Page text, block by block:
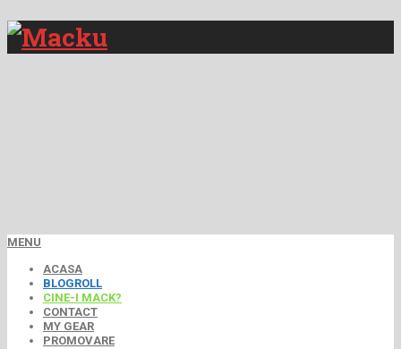
MENU
ACASA
BLOGROLL
CINE-I MACK?
CONTACT
MY GEAR
PROMOVARE